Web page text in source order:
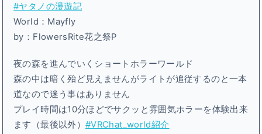
#ヤタノの漫遊記
World：Mayfly
by：FlowersRite花之祭P
夜の森を進んでいくショートホラーワールド
森の中は暗く殆ど見えませんがライトが追従するのと一本
道なので迷う事はありません
プレイ時間は10分ほどでサクッと雰囲気ホラーを体験出来
ます（最後以外） #VRChat_world紹介